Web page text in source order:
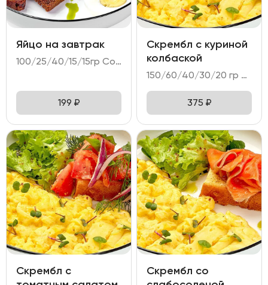
Яйцо на завтрак
100/25/40/15/15гр Состав: - яйцо куриное (2 шт); - хлеб Бородинский с клюквой; - огурец свежий; - соус тар-тар; - масло пряное.
199 ₽
Скрембл с куриной
колбаской
150/60/40/30/20 гр Состав: - яйцо куриное (3 шт); - колбаска куриная; - тартин пшеничный; - намазка из печеного перца; - микс салата.
375 ₽
Скрембл с
Скрембл со